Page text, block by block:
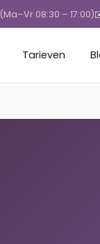
(Ma–Vr 08:30 – 17:00)
Tarieven